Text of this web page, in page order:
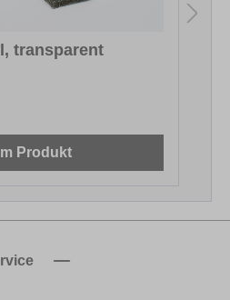
transparent
Produkt